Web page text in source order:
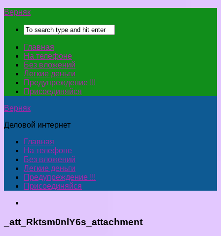
Верняк
Главная
На телефоне
Без вложений
Легкие деньги
Предупреждение !!!
Присоединяйся
Верняк
Деловой интернет
Главная
На телефоне
Без вложений
Легкие деньги
Предупреждение !!!
Присоединяйся
_att_Rktsm0nlY6s_attachment